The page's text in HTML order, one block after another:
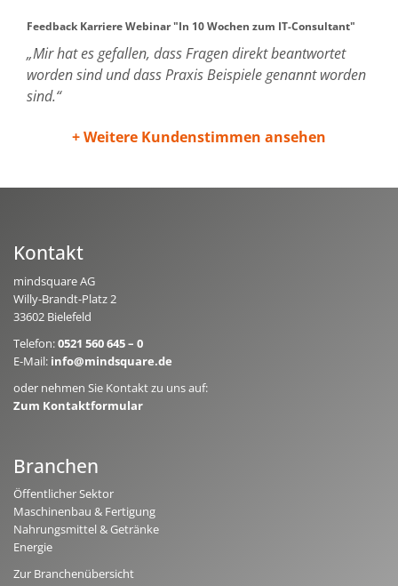
Feedback Karriere Webinar "In 10 Wochen zum IT-Consultant"
„Mir hat es gefallen, dass Fragen direkt beantwortet
worden sind und dass Praxis Beispiele genannt worden
sind.“
+ Weitere Kundenstimmen ansehen
Kontakt
mindsquare AG
Willy-Brandt-Platz 2
33602 Bielefeld
Telefon:0521 560 645 – 0
E-Mail: info@mindsquare.de
oder nehmen Sie Kontakt zu uns auf:
Zum Kontaktformular
Branchen
Öffentlicher Sektor
Maschinenbau & Fertigung
Nahrungsmittel & Getränke
Energie
Zur Branchenübersicht